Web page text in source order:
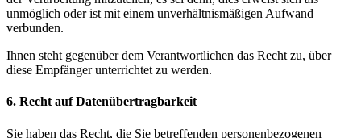
unmöglich oder ist mit einem unverhältnismäßigen Aufwand
verbunden.
Ihnen steht gegenüber dem Verantwortlichen das Recht zu, über
diese Empfänger unterrichtet zu werden.
6. Recht auf Datenübertragbarkeit
Sie haben das Recht, die Sie betreffenden personenbezogenen